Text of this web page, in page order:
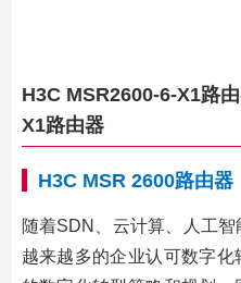
H3C MSR2600-6-X1路
X1路由器
H3C MSR 2600路由器
随着SDN、云计算、人工智
越来越多的企业认可数字